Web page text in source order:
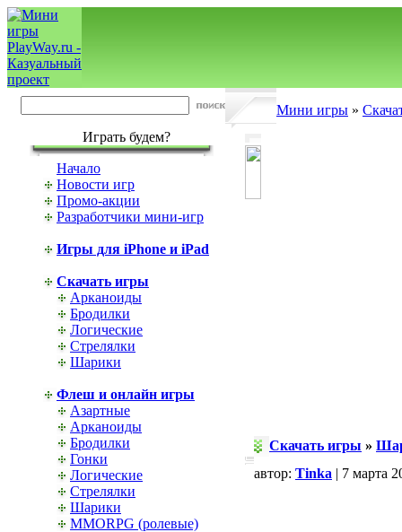
Мини игры »
Играть будем?
Начало
Новости игр
Промо-акции
Разработчики мини-игр
Игры для iPhone и iPad
Скачать игры
Арканоиды
Бродилки
Логические
Стрелялки
Шарики
Флеш и онлайн игры
Азартные
Арканоиды
Бродилки
Гонки
Логические
Стрелялки
Шарики
MMORPG (ролевые)
Скачать игры »
автор: Tinka | 7 марта